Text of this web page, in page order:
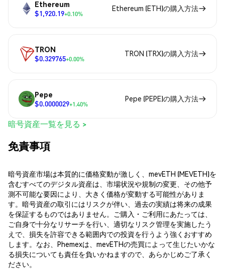
Ethereum
$1,920.19+0.10%
Ethereum (ETH)の購入方法
TRON
$0.329765+0.00%
TRON (TRX)の購入方法
Pepe
$0.0000029+1.40%
Pepe (PEPE)の購入方法
暗号資産一覧を見る >
免責事項
暗号資産市場は本質的に価格変動が激しく、mevETH (MEVETH)を
含むすべてのデジタル資産は、市場状況や規制の変更、その他予
測不可能な要因により、大きく価格が変動する可能性がありま
す。暗号資産の取引にはリスクが伴い、過去の実績は将来の成果
を保証するものではありません。ご購入・ご利用にあたっては、
ご自身で十分なリサーチを行い、適切なリスク管理を実施したう
えで、損失を許容できる範囲内での投資を行うよう強くおすすめ
します。なお、Phemexは、mevETHの売買によって生じたいかな
る損失についても責任を負いかねますので、あらかじめご了承く
ださい。